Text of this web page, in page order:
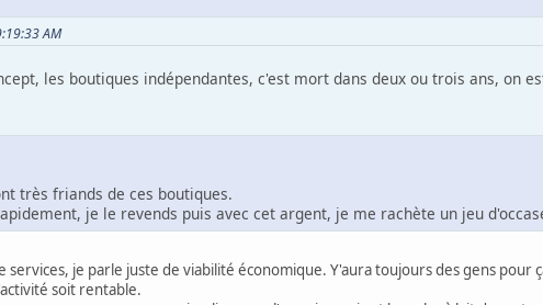
AM
les boutiques indépendantes, c'est mort dans deux ou trois ans, on
très friands de ces boutiques.
je le revends puis avec cet argent, je me rachète un jeu
services, je parle juste de viabilité économique. Y'aura toujours des gens pour
soit rentable.